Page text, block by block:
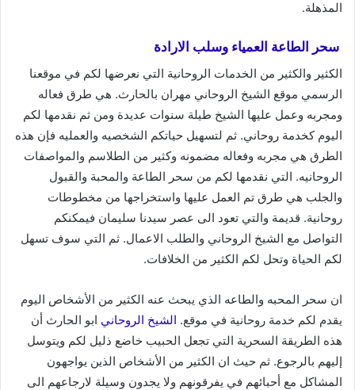
المذهلة.
سحر الطاعة العمياء وسلب الارادة
الكثير والكثير من الخدمات الروحانية التي نعرضها لكم في موقعنا
الرسمي موقع الشيخ الروحاني مهران بالحارث. هي طرق فعاله
ومجربه وعمل عليها الشيخ طيلة سنوات عديدة ومن ثم نقدمها لكم
اليوم كخدمة روحاني. ثم لتسهيل حياتكم الشخصيه والعمليه فإن هذه
الطرق هي مجربه وفعاله مضمونه وكثير من الطلاسم والمواصفات
الروحانيه. التي نقدمها لكم من سحر الطاعة والمحبة والقبول
والجلب هي طرق تم العمل عليها واستخراجها من مخطوطات
روحانية. قديمة والتي تعود الى عصر سيدنا سليمان فيمكنكم
التواصل مع الشيخ الروحاني والطلب الاعمال. ثم التي سوف تسهل
لكم الحياة وتحل لكم الكثير من الخلافات.
ان سحر المحبه والطاعه الذي يبحث عنه الكثير من الأشخاص اليوم
يقدم لكم خدمة روحانية في موقع. الشيخ الروحاني ابو الحارث أن
هذه الطريقة السحرية التي تجعل الحبيب خاضع ذليل لكم ويتوسل
إليهم بالرجوع. ثم حيث ان الكثير من الأشخاص الذين يواجهون
المشاكل مع أحبائهم في يفرقونهم ولا يجدون وسيلة لارجاعهم الى